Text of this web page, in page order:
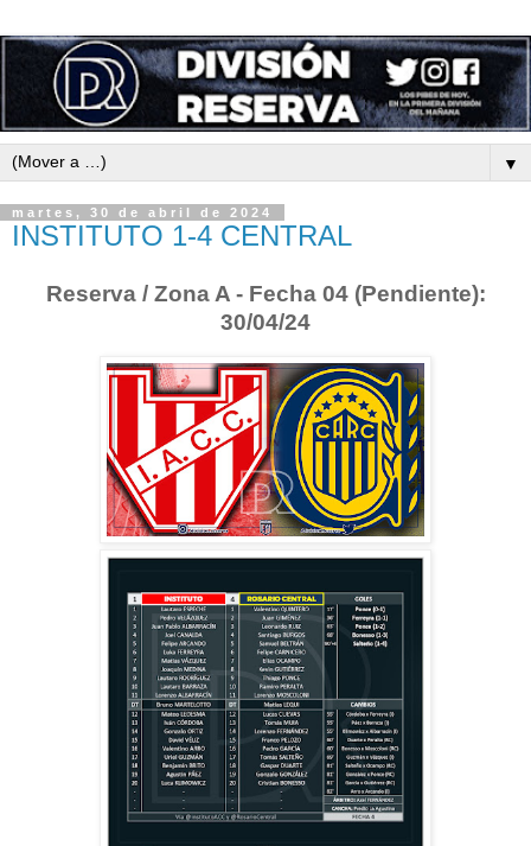
▼
martes, 30 de abril de 2024
INSTITUTO 1-4 CENTRAL
Reserva / Zona A - Fecha 04 (Pendiente):
30/04/24